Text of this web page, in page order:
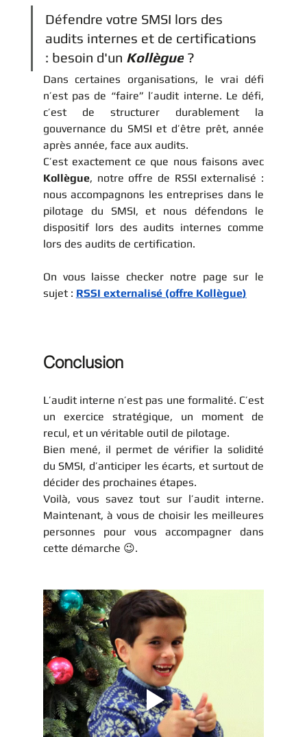
Défendre votre SMSI lors des
audits internes et de certifications
: besoin d'un Kollègue ?
Dans certaines organisations, le vrai défi
n’est pas de “faire” l’audit interne. Le défi,
c’est de structurer durablement la
gouvernance du SMSI et d’être prêt, année
après année, face aux audits.
Kollègue, notre offre de RSSI externalisé :
nous accompagnons les entreprises dans le
pilotage du SMSI, et nous défendons le
dispositif lors des audits internes comme
lors des audits de certification.
On vous laisse checker notre page sur le
sujet : RSSI externalisé (offre Kollègue)
Conclusion
L’audit interne n’est pas une formalité. C’est
un exercice stratégique, un moment de
recul, et un véritable outil de pilotage.
Bien mené, il permet de vérifier la solidité
du SMSI, d’anticiper les écarts, et surtout de
décider des prochaines étapes.
Voilà, vous savez tout sur l’audit interne.
Maintenant, à vous de choisir les meilleures
personnes pour vous accompagner dans
cette démarche 😉.